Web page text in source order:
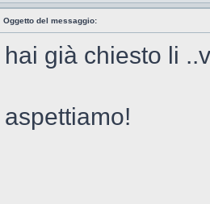
Oggetto del messaggio:
hai già chiesto li
aspettiamo!